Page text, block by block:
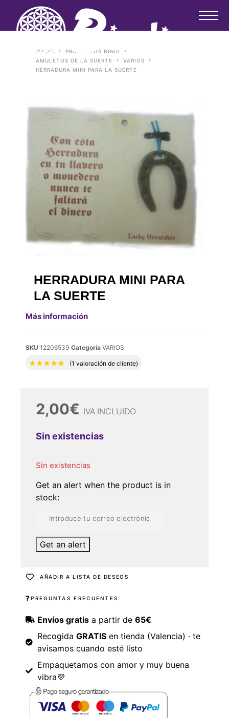
INICIO
PRODUCTOS BINDI
AMULETOS DE LA SUERTE
VARIOS
HERRADURA MINI PARA LA SUERTE
HERRADURA MINI PARA
LA SUERTE
Más información
SKU 12206539 Categoría VARIOS
Valorado con5.00de 5 en base a
(1 valoración de cliente)
2,00€ IVA INCLUIDO
Sin existencias
Sin existencias
Get an alert when the product is in
stock:
Get an alert
AÑADIR A LISTA DE DESEOS
PREGUNTAS FRECUENTES
Envíos gratisa partir de 65€
Recogida GRATISen tienda (Valencia) · te
avisamos cuando esté listo
Empaquetamos con amor y muy buena
vibra💜